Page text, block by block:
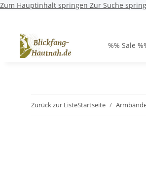
Zum Hauptinhalt springen Zur Suche
%% Sale
Zurück zur ListeStartseite